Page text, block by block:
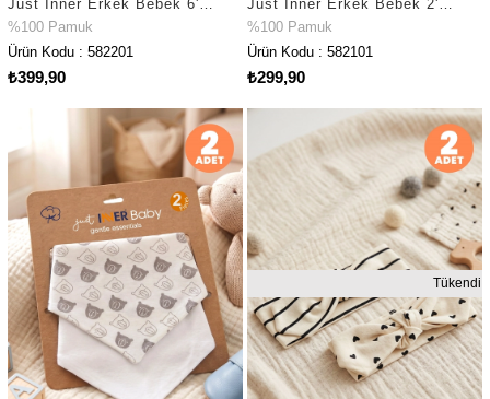
%100 Pamuk
Ürün Kodu : 582201
₺399,90
%100 Pamuk
Ürün Kodu : 582101
₺299,90
Tükendi